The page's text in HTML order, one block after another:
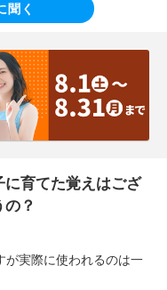
聞く
育てた覚えはござ
？
が実際に使われるのは一